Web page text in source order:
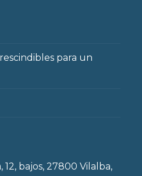
para un
12, bajos, 27800 Vilalba,